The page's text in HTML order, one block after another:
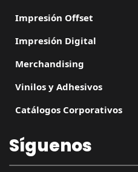
Impresión Offset
Impresión Digital
Merchandising
Vinilos y Adhesivos
Catálogos Corporativos
Síguenos